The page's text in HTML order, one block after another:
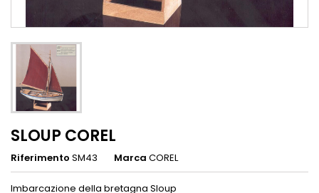
SLOUP COREL
Riferimento SM43 Marca COREL
Imbarcazione della bretagna Sloup